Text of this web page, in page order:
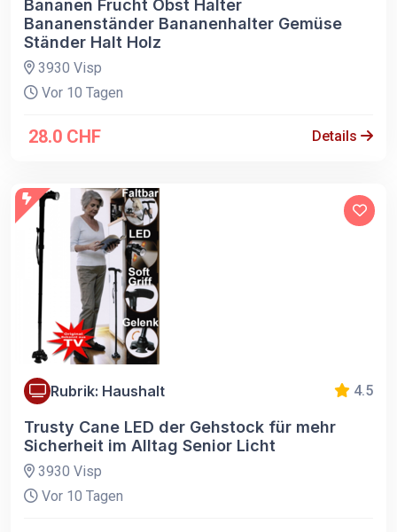
Bananen Frucht Obst Halter
Bananenständer Bananenhalter Gemüse
Ständer Halt Holz
3930 Visp
Vor 10 Tagen
28.0 CHF Details
Rubrik: Haushalt 4.5
Trusty Cane LED der Gehstock für mehr
Sicherheit im Alltag Senior Licht
3930 Visp
Vor 10 Tagen